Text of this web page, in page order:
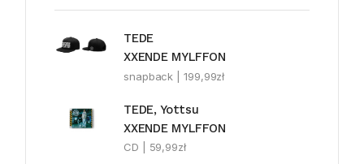
TEDE
XXENDE MYLFFON
snapback |199,99zł
TEDE, Yottsu
XXENDE MYLFFON
CD | 59,99zł